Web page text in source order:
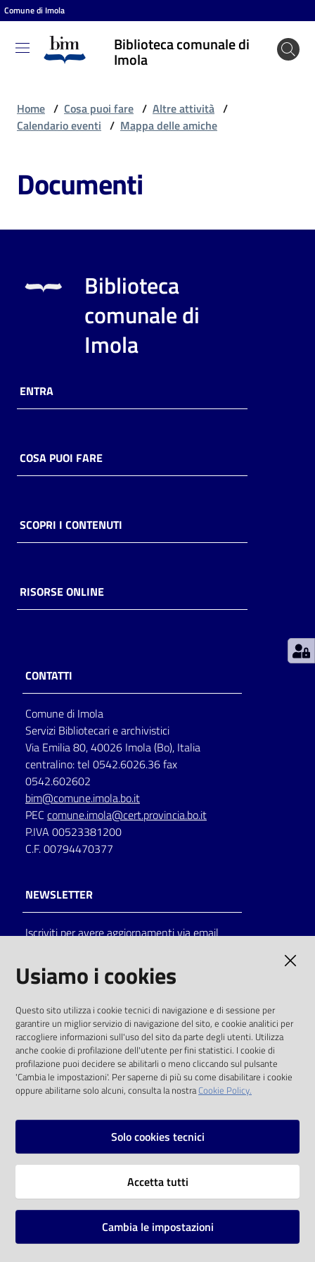
Vai al contenuto
Vai alla navigazione
Vai al footer
Comune di Imola
Biblioteca comunale di
Imola
Biblioteca
comunale
puoi
Risorse
online
Casa
Piani
storico
per
lettura
Seguici
su
Catalogo
on line
Eventi
Chiedi al
bibliotecario
Home / Cosa puoi fare / Altre attività /
Calendario eventi / Mappa delle amiche
Documenti
Biblioteca
comunale di
Imola
ENTRA
COSA PUOI FARE
SCOPRI I CONTENUTI
RISORSE ONLINE
CONTATTI
Comune di Imola
Servizi Bibliotecari e archivistici
Via Emilia 80, 40026 Imola (Bo), Italia
centralino: tel 0542.6026.36 fax
0542.602602
bim@comune.imola.bo.it
PEC comune.imola@cert.provincia.bo.it
P.IVA 00523381200
C.F. 00794470377
NEWSLETTER
Iscriviti per avere aggiornamenti via email
solo alle condizioni previste dalla direttiva
comunitaria 2003/98/CE e dal d.lgs. 36/2006
SOCIAL
Instagram
Vai alla pagina
Mappa del sito
Usiamo i cookies
Questo sito utilizza i cookie tecnici di navigazione e di sessione per
garantire un miglior servizio di navigazione del sito, e cookie analitici per
raccogliere informazioni sull'uso del sito da parte degli utenti. Utilizza
anche cookie di profilazione dell'utente per fini statistici. I cookie di
profilazione puoi decidere se abilitarli o meno cliccando sul pulsante
'Cambia le impostazioni'. Per saperne di più su come disabilitare i cookie
oppure abilitarne solo alcuni, consulta la nostraCookie Policy.
Solo cookies tecnici
Accetta tutti
Cambia le impostazioni